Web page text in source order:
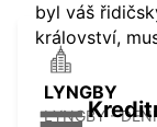
LYNGBY
LYNGBY -
byl váš
království,